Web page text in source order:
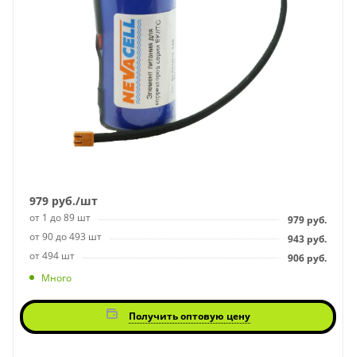
979 руб./шт
от 1 до 89 шт 979 руб.
от 90 до 493 шт
943 руб.
от 494 шт
906 руб.
Много
Получить оптовую цену